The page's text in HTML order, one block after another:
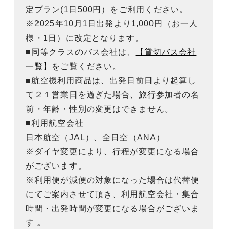
定プラン(1日500円）をご利用ください。
※2025年10月1日出発より1,000円（お一人
様・1日）に改定となります。
■同等クラスのバス会社は、
【貸切バス会社
一覧】 をご覧ください。
■航空機利用商品は、出発日前日より起算し
て２１営業日を過ぎた場合、旅行参加者の名
前・年齢・性別の変更はできません。
■利用航空会社
日本航空（JAL）、全日空（ANA）
※ダイヤ変更により、行程が変更になる場合
がございます。
※利用便が減便の対象になった場合は代替便
にてご案内させて頂き、利用航空会社・集合
時間・出発時間が変更になる場合がございま
す 。